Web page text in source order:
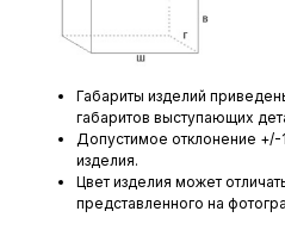
Габариты изделий
габаритов выступающих
Допустимое отклонение +/-
изделия.
Цвет изделия может
представленного на